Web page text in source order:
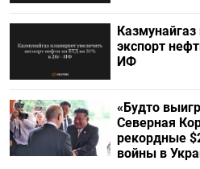
Казмунайгаз
экспорт
ИФ
«Будто
Северная
рекордные
войны в